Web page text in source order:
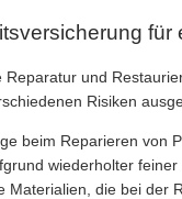
und
Risiken
beim Reparieren von
wiederholter
Materialien, die bei der